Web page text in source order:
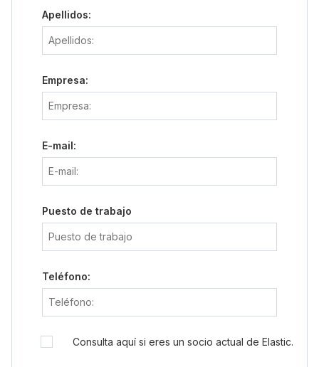
Apellidos:
Empresa:
E-mail:
Puesto de trabajo
Teléfono:
Consulta aquí si eres un socio actual de Elastic.